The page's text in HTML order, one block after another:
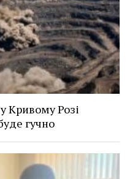
Кривому Розі
гучно